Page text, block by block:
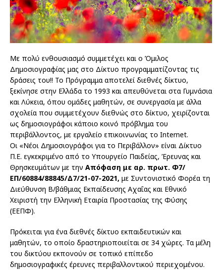
Με πολύ ενθουσιασμό συμμετέχει και ο Όμιλος
Δημοσιογραφίας μας στο Δίκτυο προγραμματίζοντας τις
δράσεις του!! Το Πρόγραμμα αποτελεί διεθνές δίκτυο,
ξεκίνησε στην Ελλάδα το 1993 και απευθύνεται στα Γυμνάσια
και Λύκεια, όπου ομάδες μαθητών, σε συνεργασία με άλλα
σχολεία που συμμετέχουν διεθνώς στο δίκτυο, χειρίζονται
ως δημοσιογράφοι κάποιο κοινό πρόβλημα του
περιβάλλοντος, με εργαλείο επικοινωνίας το Internet.
Οι «Νέοι Δημοσιογράφοι για το Περιβάλλον» είναι Δίκτυο
Π.Ε. εγκεκριμένο από το Υπουργείο Παιδείας, Έρευνας και
Θρησκευμάτων με την Απόφαση με αρ. πρωτ. Φ7/
ΕΠ/60884/88845/Δ7/21-07-2021, με Συντονιστικό Φορέα τη
Διεύθυνση Β/βάθμιας Εκπαίδευσης Αχαΐας και Εθνικό
Χειριστή την Ελληνική Εταιρία Προστασίας της Φύσης
(ΕΕΠΦ).
Πρόκειται για ένα διεθνές δίκτυο εκπαιδευτικών και
μαθητών, το οποίο δραστηριοποιείται σε 34 χώρες. Τα μέλη
του δικτύου εκπονούν σε τοπικό επίπεδο
δημοσιογραφικές έρευνες περιβαλλοντικού περιεχομένου.